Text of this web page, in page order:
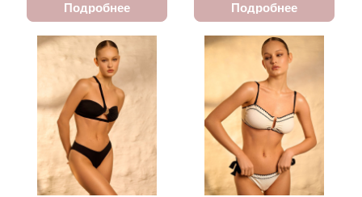
Подробнее Подробнее